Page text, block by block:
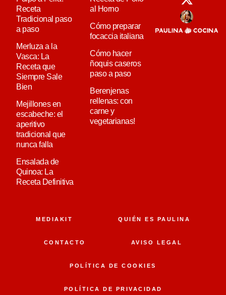
Receta
Tradicional paso
a paso
Merluza a la
Vasca: La
Receta que
Siempre Sale
Bien
Mejillones en
escabeche: el
aperitivo
tradicional que
nunca falla
Ensalada de
Quinoa: La
Receta Definitiva
al Horno
Cómo preparar
focaccia italiana
Cómo hacer
ñoquis caseros
paso a paso
Berenjenas
rellenas: con
carne y
vegetarianas!
MEDIAKIT QUIÉN ES PAULINA
CONTACTO AVISO LEGAL
POLÍTICA DE COOKIES
POLÍTICA DE PRIVACIDAD